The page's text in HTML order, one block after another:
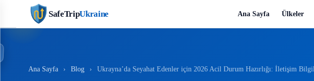
SafeTripUkraine Ana Sayfa Ülkeler
Ana Sayfa › Blog › Ukrayna’da Seyahat Edenler için 2026 Acil Durum Hazırlığı: İletişim